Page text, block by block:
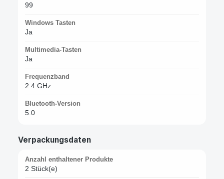
99
Windows Tasten
Ja
Multimedia-Tasten
Ja
Frequenzband
2.4 GHz
Bluetooth-Version
5.0
Verpackungsdaten
Anzahl enthaltener Produkte
2 Stück(e)